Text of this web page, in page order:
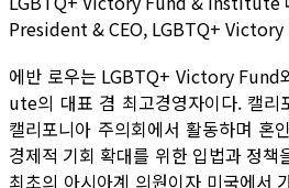
President & CEO, LGBTQ+
에반 로우는 LGBTQ+ Victory
ute의 대표 겸 최고경영자이다. 캘리
캘리포니아 주의회에서 활동하며 혼
경제적 기회 확대를 위한 입법과 정책
최초의 아시아계 의원이자 미국에서